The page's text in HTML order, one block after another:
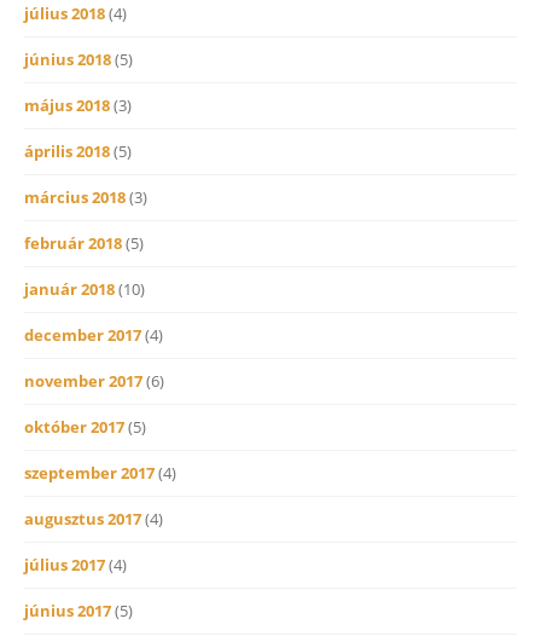
július 2018(4)
június 2018(5)
május 2018(3)
április 2018(5)
március 2018(3)
február 2018(5)
január 2018(10)
december 2017(4)
november 2017(6)
október 2017(5)
szeptember 2017(4)
augusztus 2017(4)
július 2017(4)
június 2017(5)